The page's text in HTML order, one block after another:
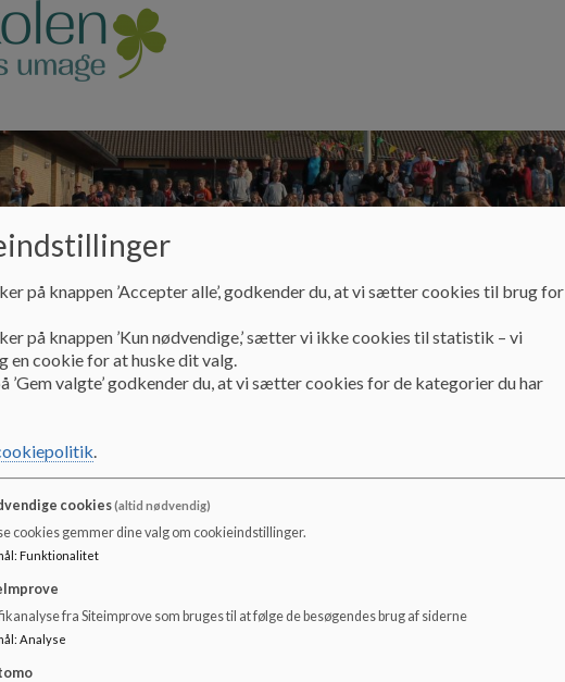
Vores skole Skolebestyrelsen
på knappen ’Accepter alle’, godkender du, at vi sætter cookies til brug for
på knappen ’Kun nødvendige,’ sætter vi ikke cookies til statistik – vi
en cookie for at huske dit valg.
’Gem valgte’ godkender du, at vi sætter cookies for de kategorier du har
.
cookies(altid nødvendig)
cookies gemmer dine valg om cookieindstillinger.
: Funktionalitet
fra Siteimprove som bruges til at følge de besøgendes brug af siderne
: Analyse